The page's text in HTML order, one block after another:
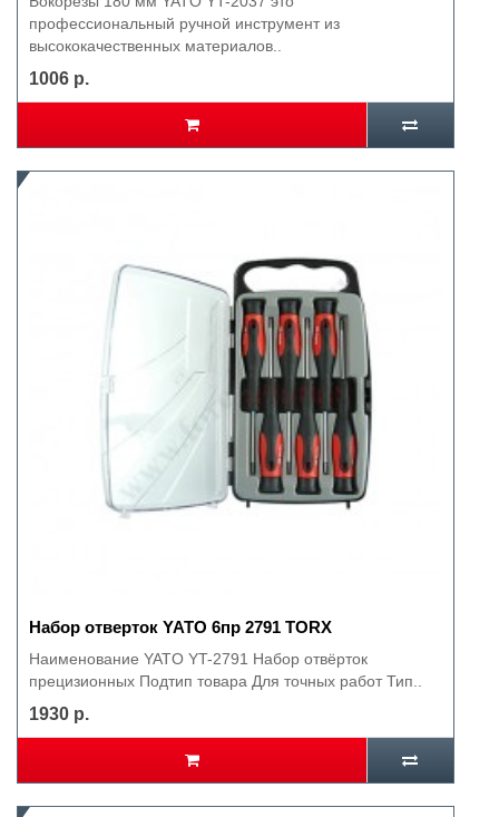
профессиональный ручной инструмент из
высококачественных материалов..
1006 р.
Набор отверток YATO 6пр 2791 TORX
Наименование YATO YT-2791 Набор отвёрток
прецизионных Подтип товара Для точных работ Тип..
1930 р.